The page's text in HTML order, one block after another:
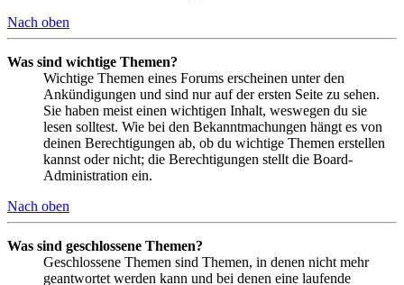
Nach oben
Was sind wichtige Themen?
Wichtige Themen eines Forums erscheinen unter den
Ankündigungen und sind nur auf der ersten Seite zu sehen.
Sie haben meist einen wichtigen Inhalt, weswegen du sie
lesen solltest. Wie bei den Bekanntmachungen hängt es von
deinen Berechtigungen ab, ob du wichtige Themen erstellen
kannst oder nicht; die Berechtigungen stellt die Board-
Administration ein.
Nach oben
Was sind geschlossene Themen?
Geschlossene Themen sind Themen, in denen nicht mehr
geantwortet werden kann und bei denen eine laufende